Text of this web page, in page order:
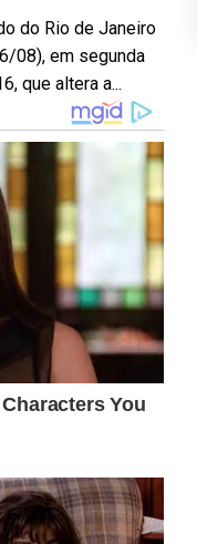
do Rio de Janeiro
08), em segunda
que altera a...